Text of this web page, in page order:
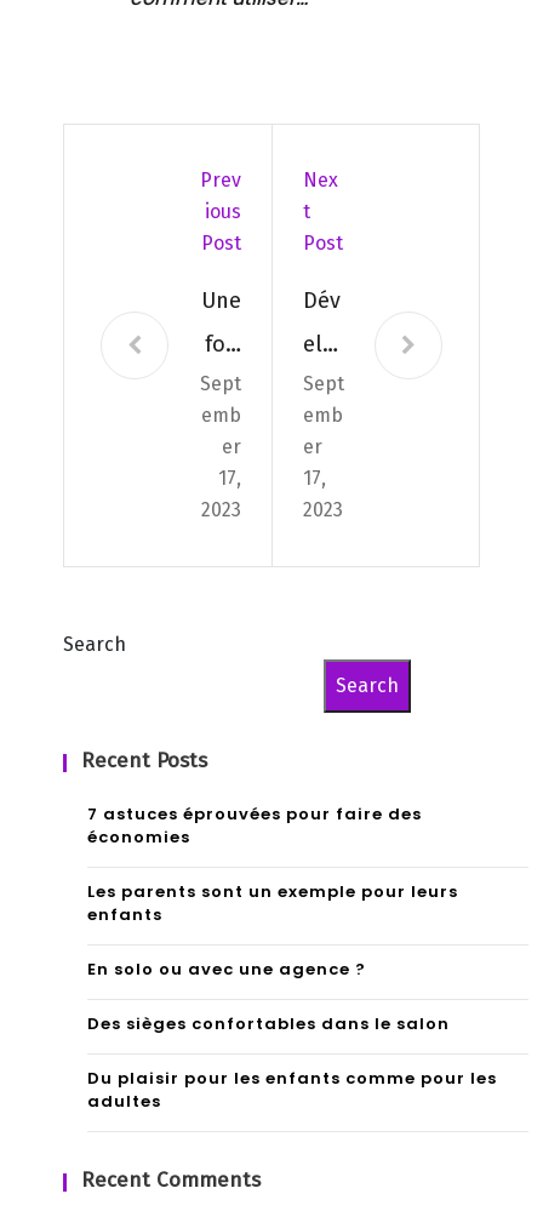
Prev
Ious
Post
Une
fois
sur
poč
ítač
i
Sept
emb
er
17,
2023
Nex
T
Post
Dév
elo
ppe
site
web
Sept
emb
er
17,
2023
Search
Search
Recent Posts
7 astuces éprouvées pour faire des
économies
Les parents sont un exemple pour leurs
enfants
En solo ou avec une agence ?
Des sièges confortables dans le salon
Du plaisir pour les enfants comme pour les
adultes
Recent Comments